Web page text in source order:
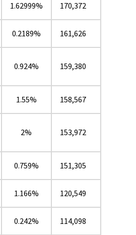
1.62999% 170,372
0.2189% 161,626
0.924% 159,380
1.55% 158,567
2% 153,972
0.759% 151,305
1.166% 120,549
0.242% 114,098